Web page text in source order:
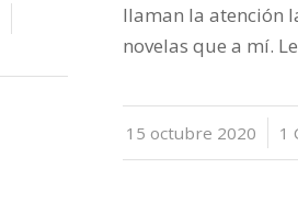
llaman la atención
novelas que a mí.
15 octubre 2020
/ 1